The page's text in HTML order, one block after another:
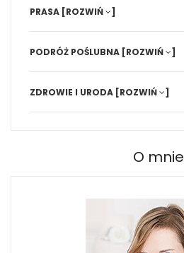
PRASA [ROZWIŃ ]
PODRÓŻ POŚLUBNA [ROZWIŃ ]
ZDROWIE I URODA [ROZWIŃ ]
O mnie